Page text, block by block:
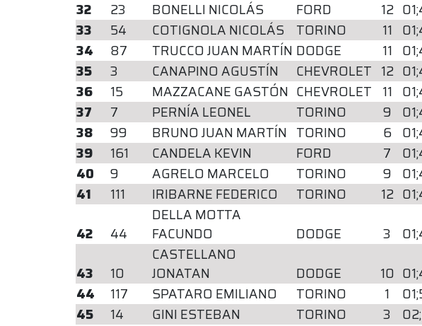
32
23 BONELLI NICOLÁS FORD 12
33
54 COTIGNOLA NICOLÁS TORINO 11
34
87 TRUCCO JUAN MARTÍN DODGE 11
35
3 CANAPINO AGUSTÍN CHEVROLET 12
36
15 MAZZACANE GASTÓN CHEVROLET 11
37
7 PERNÍA LEONEL TORINO 9
38
99 BRUNO JUAN MARTÍN TORINO 6
39
161 CANDELA KEVIN FORD 7
40
9 AGRELO MARCELO TORINO 9
41
111 IRIBARNE FEDERICO TORINO 12
42
44
DELLA MOTTA
FACUNDO
DODGE 3
43
10
CASTELLANO
JONATAN
DODGE 10
44
117 SPATARO EMILIANO TORINO 1
45
14 GINI ESTEBAN TORINO 3